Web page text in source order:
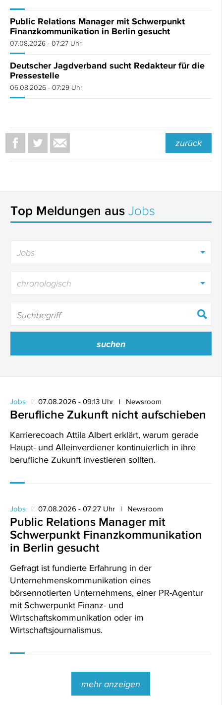
Public Relations Manager mit Schwerpunkt
Finanzkommunikation in Berlin gesucht
07.08.2026 - 07:27 Uhr
Deutscher Jagdverband sucht Redakteur für die
Pressestelle
06.08.2026 - 07:29 Uhr
zurück
Top Meldungen aus Jobs
Jobs
chronologisch
Jobs 07.08.2026 - 09:13 Uhr Newsroom
Berufliche Zukunft nicht aufschieben
Karrierecoach Attila Albert erklärt, warum gerade
Haupt- und Alleinverdiener kontinuierlich in ihre
berufliche Zukunft investieren sollten.
Jobs 07.08.2026 - 07:27 Uhr Newsroom
Public Relations Manager mit
Schwerpunkt Finanzkommunikation
in Berlin gesucht
Gefragt ist fundierte Erfahrung in der
Unternehmenskommunikation eines
börsennotierten Unternehmens, einer PR-Agentur
mit Schwerpunkt Finanz- und
Wirtschaftskommunikation oder im
Wirtschaftsjournalismus.
mehr anzeigen